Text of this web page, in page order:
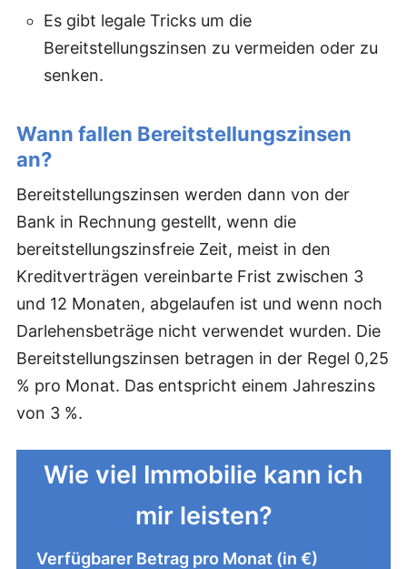
Es gibt legale Tricks um die
Bereitstellungszinsen zu vermeiden oder zu
senken.
Wann fallen Bereitstellungszinsen
an?
Bereitstellungszinsen werden dann von der
Bank in Rechnung gestellt, wenn die
bereitstellungszinsfreie Zeit, meist in den
Kreditverträgen vereinbarte Frist zwischen 3
und 12 Monaten, abgelaufen ist und wenn noch
Darlehensbeträge nicht verwendet wurden. Die
Bereitstellungszinsen betragen in der Regel 0,25
% pro Monat. Das entspricht einem Jahreszins
von 3 %.
Wie viel Immobilie kann ich
mir leisten?
Verfügbarer Betrag pro Monat (in €)